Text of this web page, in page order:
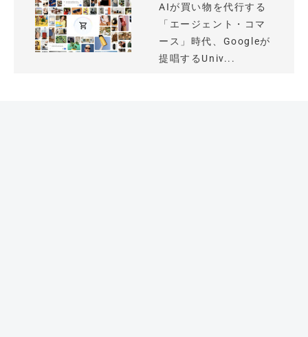
AIが買い物を代行する
「エージェント・コマ
ース」時代、Googleが
提唱するUniv...